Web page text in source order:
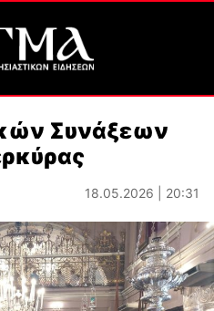
Συνάξεων
18.05.2026 | 20:31